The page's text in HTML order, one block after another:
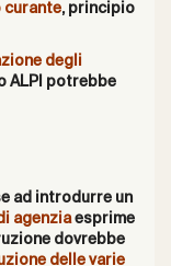
curante, principio
degli
ALPI potrebbe
ad introdurre un
agenziaesprime
dovrebbe
delle varie